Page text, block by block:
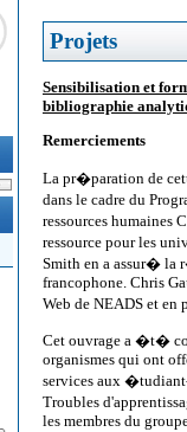
Projets
Sensibilisation et
bibliographie
Remerciements
La pr�paration de
dans le cadre du
ressources
ressource pour les
Smith en a assur� la
francophone. Chris
Web de NEADS et
Cet ouvrage a �t�
organismes qui ont
services aux
Troubles
les membres du